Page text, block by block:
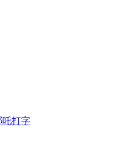
打字